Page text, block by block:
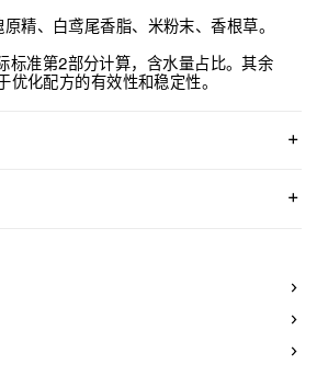
精、白鸢尾香脂、米粉末、香根草。
标准第2部分计算，含水量占比。其余
化配方的有效性和稳定性。
（上海）有限公司
市静安区南京西路1266号恒隆广场66层
、6604、6605、6606、6608、6609